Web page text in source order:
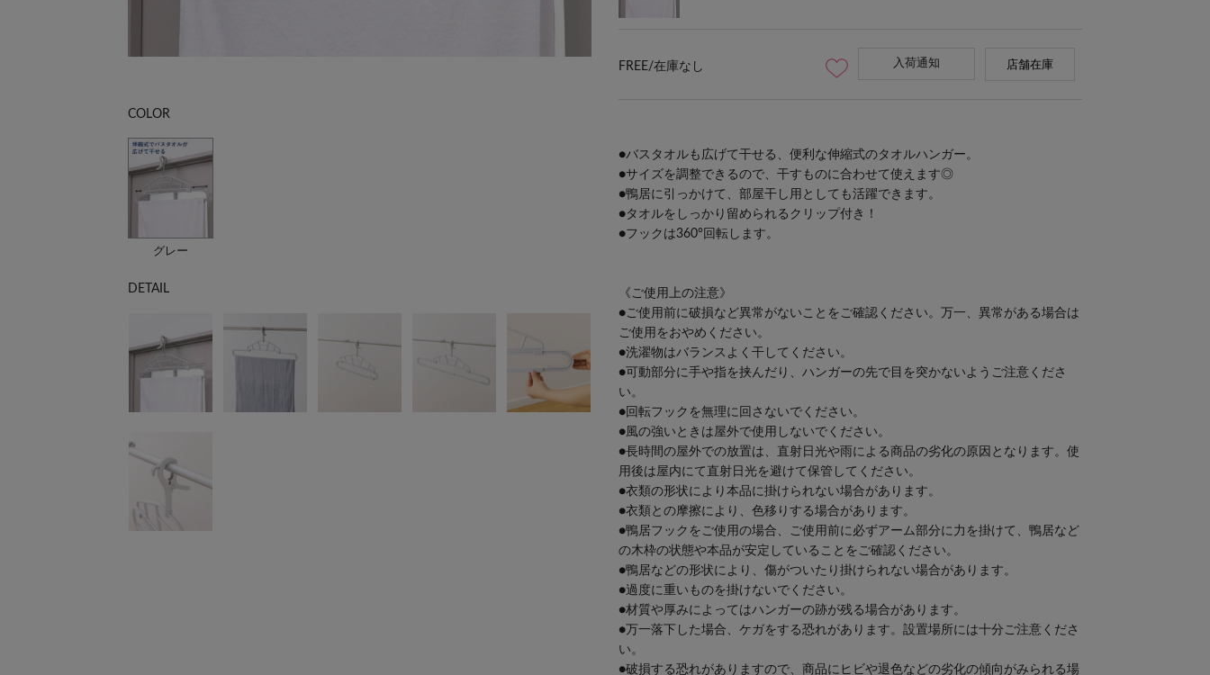
COLOR
グレー
DETAIL
FREE/在庫なし 入荷通知 店舗在庫
●バスタオルも広げて干せる、便利な伸縮式のタオルハンガー。
●サイズを調整できるので、干すものに合わせて使えます◎
●鴨居に引っかけて、部屋干し用としても活躍できます。
●タオルをしっかり留められるクリップ付き！
●フックは360°回転します。
《ご使用上の注意》
●ご使用前に破損など異常がないことをご確認ください。万一、異常がある場合は
ご使用をおやめください。
●洗濯物はバランスよく干してください。
●可動部分に手や指を挟んだり、ハンガーの先で目を突かないようご注意くださ
い。
●回転フックを無理に回さないでください。
●風の強いときは屋外で使用しないでください。
●長時間の屋外での放置は、直射日光や雨による商品の劣化の原因となります。使
用後は屋内にて直射日光を避けて保管してください。
●衣類の形状により本品に掛けられない場合があります。
●衣類との摩擦により、色移りする場合があります。
●鴨居フックをご使用の場合、ご使用前に必ずアーム部分に力を掛けて、鴨居など
の木枠の状態や本品が安定していることをご確認ください。
●鴨居などの形状により、傷がついたり掛けられない場合があります。
●過度に重いものを掛けないでください。
●材質や厚みによってはハンガーの跡が残る場合があります。
●万一落下した場合、ケガをする恐れがあります。設置場所には十分ご注意くださ
い。
●破損する恐れがありますので、商品にヒビや退色などの劣化の傾向がみられる場